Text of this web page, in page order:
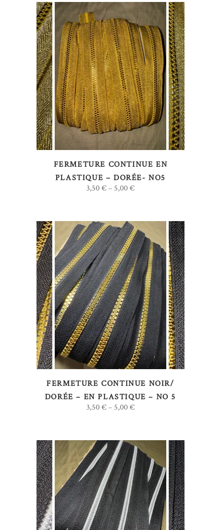
page
du
produit
CHOIX DES OPTIONS
Ce
produit
plusieurs
variations.
Les
options
peuvent
être
page
du
produit
FERMETURE CONTINUE EN
PLASTIQUE – DORÉE- NO5
3,50€ – 5,00€
CHOIX DES OPTIONS
Ce
produit
a
plusieurs
variations.
Les
options
peuvent
être
page
du
produit
FERMETURE CONTINUE NOIR/
DORÉE – EN PLASTIQUE – NO 5
3,50€ – 5,00€
CHOIX DES OPTIONS
Ce
produit